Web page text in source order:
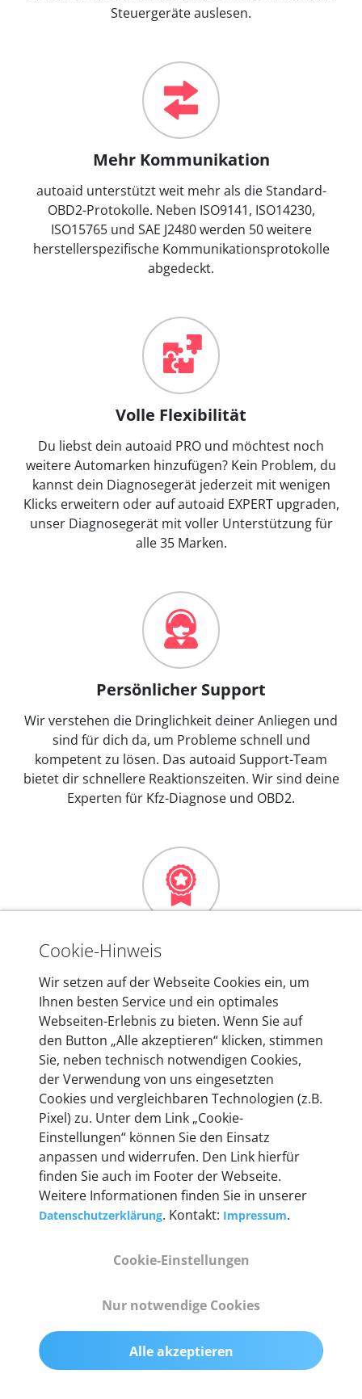
Steuergeräte auslesen.
Mehr Kommunikation
autoaid unterstützt weit mehr als die Standard-
OBD2-Protokolle. Neben ISO9141, ISO14230,
ISO15765 und SAE J2480 werden 50 weitere
herstellerspezifische Kommunikationsprotokolle
abgedeckt.
Volle Flexibilität
Du liebst dein autoaid PRO und möchtest noch
weitere Automarken hinzufügen? Kein Problem, du
kannst dein Diagnosegerät jederzeit mit wenigen
Klicks erweitern oder auf autoaid EXPERT upgraden,
unser Diagnosegerät mit voller Unterstützung für
alle 35 Marken.
Persönlicher Support
Wir verstehen die Dringlichkeit deiner Anliegen und
sind für dich da, um Probleme schnell und
kompetent zu lösen. Das autoaid Support-Team
bietet dir schnellere Reaktionszeiten. Wir sind deine
Experten für Kfz-Diagnose und OBD2.
Mehr als 10 Jahre Erfahrung
In den Kfz-Diagnosegeräten von autoaid stecken
mehr als 10 Jahre Erfahrung, und auch in Zukunft
entwickeln wir unsere Produkte am Standort in
Berlin laufend weiter. Auf diese Qualität vertrauen
heute mehr als 60.000 Privatkunden und
Unternehmen.
Technische Details &
Lieferumfang
Abmessungen
Gewicht
200 g
Cookie-Hinweis
Wir setzen auf der Webseite Cookies ein, um
Ihnen besten Service und ein optimales
Webseiten-Erlebnis zu bieten. Wenn Sie auf
den Button „Alle akzeptieren“ klicken, stimmen
Sie, neben technisch notwendigen Cookies,
der Verwendung von uns eingesetzten
Cookies und vergleichbaren Technologien (z.B.
Pixel) zu. Unter dem Link „Cookie-
Einstellungen“ können Sie den Einsatz
anpassen und widerrufen. Den Link hierfür
finden Sie auch im Footer der Webseite.
Weitere Informationen finden Sie in unserer
Datenschutzerklärung. Kontakt: Impressum.
Cookie-Einstellungen
Nur notwendige Cookies
Alle akzeptieren